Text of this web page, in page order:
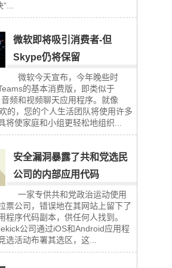
微软即将吸引消费者-但
Skype仍将保留
微软今天宣布，今年晚些时
的基本消费版，即类似于
频和视频聊天应用程序。就像
的，您的个人生活团队将使用许多
将使家庭和小组更轻松地组织...
安全漏洞暴露了共和党选民
公司的内部应用代码
一家专供共和党政治运动使用
票公司，错误地在其网站上留下了
程序代码副本，供任何人找到。
公司通过iOS和Android应用程
选活动布署其选区，这...